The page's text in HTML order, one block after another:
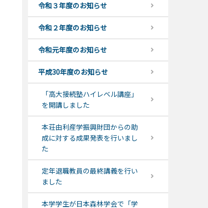
令和３年度のお知らせ
令和２年度のお知らせ
令和元年度のお知らせ
平成30年度のお知らせ
「高大接続塾ハイレベル講座」
を開講しました
本荘由利産学振興財団からの助
成に対する成果発表を行いまし
た
定年退職教員の最終講義を行い
ました
本学学生が日本森林学会で「学